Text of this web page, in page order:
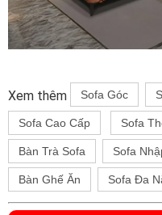
Xem thêm Sofa Góc
Sofa Cao Cấp Sofa
Bàn Trà Sofa Sofa
Bàn Ghế Ăn Sofa Đa